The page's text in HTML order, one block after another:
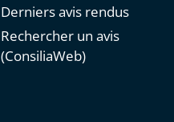
Derniers avis rendus
Rechercher un avis
(ConsiliaWeb)